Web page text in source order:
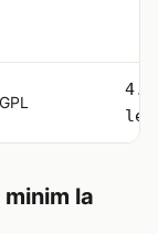
GPL
la